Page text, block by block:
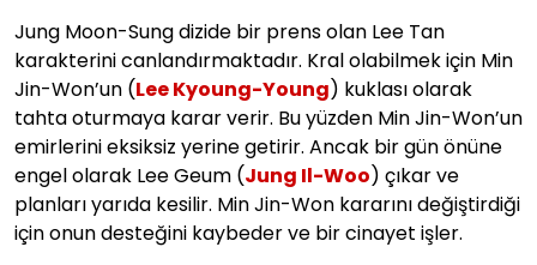
Jung Moon-Sung dizide bir prens olan Lee Tan
karakterini canlandırmaktadır. Kral olabilmek için Min
Jin-Won’un (Lee Kyoung-Young) kuklası olarak
tahta oturmaya karar verir. Bu yüzden Min Jin-Won’un
emirlerini eksiksiz yerine getirir. Ancak bir gün önüne
engel olarak Lee Geum (Jung Il-Woo) çıkar ve
planları yarıda kesilir. Min Jin-Won kararını değiştirdiği
için onun desteğini kaybeder ve bir cinayet işler.